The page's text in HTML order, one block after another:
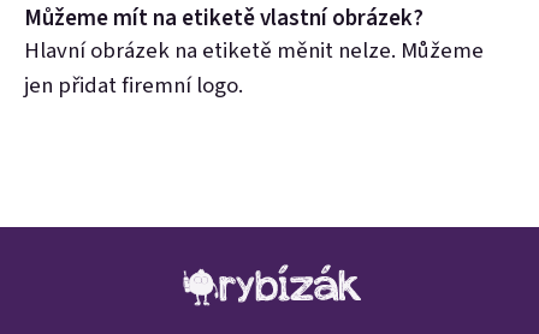
Můžeme mít na etiketě vlastní obrázek?
Hlavní obrázek na etiketě měnit nelze. Můžeme
jen přidat firemní logo.